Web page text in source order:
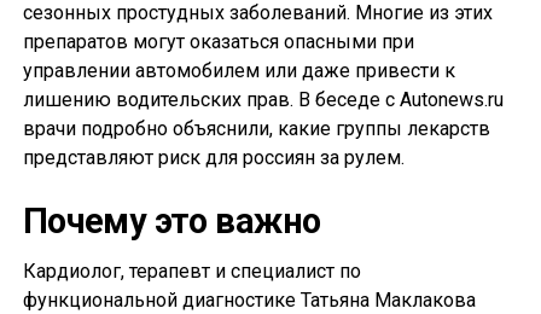
сезонных простудных заболеваний. Многие из этих
препаратов могут оказаться опасными при
управлении автомобилем или даже привести к
лишению водительских прав. В беседе с Autonews.ru
врачи подробно объяснили, какие группы лекарств
представляют риск для россиян за рулем.
Почему это важно
Кардиолог, терапевт и специалист по
функциональной диагностике Татьяна Маклакова